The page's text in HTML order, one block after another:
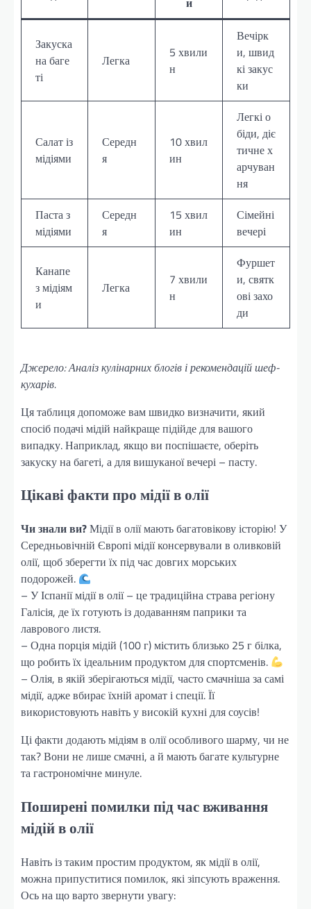
Закуска
на баге
ті
Легка
5 хвили
н
Вечірк
и, швид
кі закус
ки
Салат із
мідіями
Середн
я
10 хвил
ин
Легкі о
біди, діє
тичне х
арчуван
ня
Паста з
мідіями
Середн
я
15 хвил
ин
Сімейні
вечері
Канапе
з мідіям
и
Легка
7 хвили
н
Фуршет
и, святк
ові захо
ди
Джерело: Аналіз кулінарних блогів і рекомендацій шеф-
кухарів.
Ця таблиця допоможе вам швидко визначити, який
спосіб подачі мідій найкраще підійде для вашого
випадку. Наприклад, якщо ви поспішаєте, оберіть
закуску на багеті, а для вишуканої вечері – пасту.
Цікаві факти про мідії в олії
Чи знали ви?Мідії в олії мають багатовікову історію! У
Середньовічній Європі мідії консервували в оливковій
олії, щоб зберегти їх під час довгих морських
подорожей.
– У Іспанії мідії в олії – це традиційна страва регіону
Галісія, де їх готують із додаванням паприки та
лаврового листя.
– Одна порція мідій (100 г) містить близько 25 г білка,
що робить їх ідеальним продуктом для спортсменів.
– Олія, в якій зберігаються мідії, часто смачніша за самі
мідії, адже вбирає їхній аромат і спеції. Її
використовують навіть у високій кухні для соусів!
Ці факти додають мідіям в олії особливого шарму, чи не
так? Вони не лише смачні, а й мають багате культурне
та гастрономічне минуле.
Поширені помилки під час вживання
мідій в олії
Навіть із таким простим продуктом, як мідії в олії,
можна припуститися помилок, які зіпсують враження.
Ось на що варто звернути увагу: